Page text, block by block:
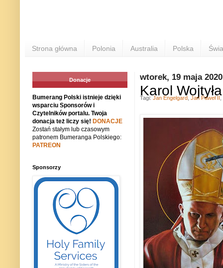
Strona główna Polonia Australia Polska
wtorek, 19 maja 2020
Karol
Tagi: Jan Engelgard Jan Paweł II
Donacje
Bumerang Polski istnieje dzięki
wsparciu Sponsorów i
Czytelników portalu. Twoja
donacja też liczy się! DONACJE
Zostań stałym lub czasowym
patronem Bumeranga Polskiego:
PATREON
Sponsorzy